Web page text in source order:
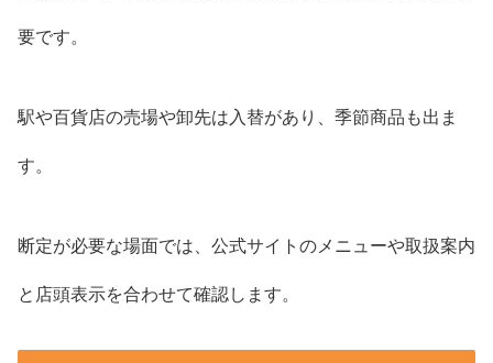
要です。
駅や百貨店の売場や卸先は入替があり、季節商品も出ま
す。
断定が必要な場面では、公式サイトのメニューや取扱案内
と店頭表示を合わせて確認します。